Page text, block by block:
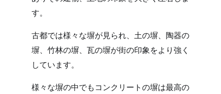
す。
古都では様々な塀が見られ、土の塀、陶器の
塀、竹林の塀、瓦の塀が街の印象をより強く
しています。
様々な塀の中でもコンクリートの塀は最高の